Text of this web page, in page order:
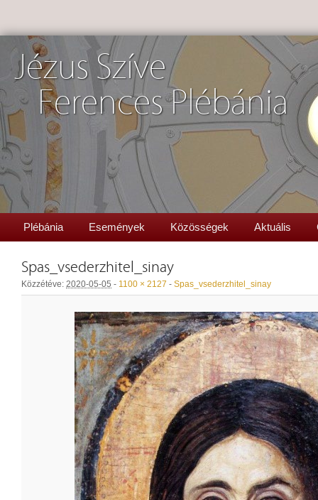
Jézus Szíve
Ferences Plébánia
Plébánia Események Közösségek Aktuális
Spas_vsederzhitel_sinay
Közzétéve: 2020-05-05 - 1100 × 2127 - Spas_vsederzhitel_sinay